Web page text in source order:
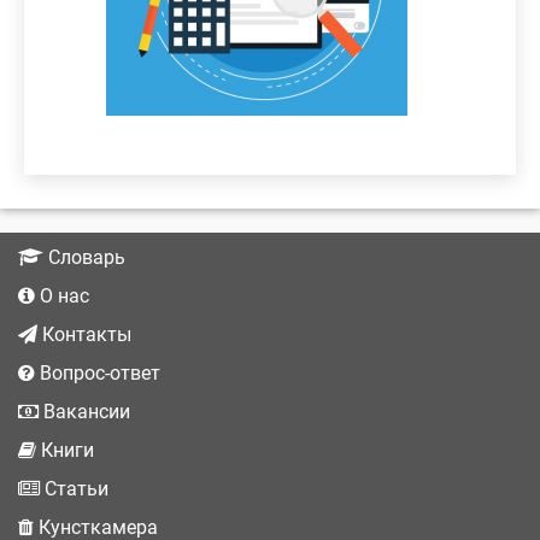
подробнее
Словарь
О нас
Контакты
Вопрос-ответ
Вакансии
Книги
Статьи
Кунсткамера